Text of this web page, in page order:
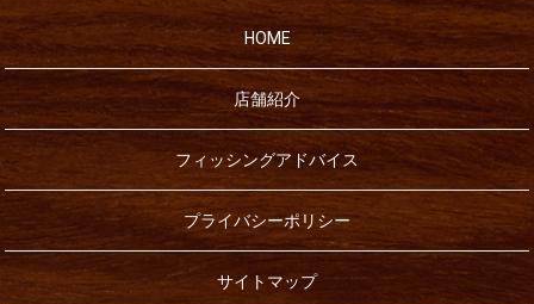
HOME
店舗紹介
フィッシングアドバイス
プライバシーポリシー
サイトマップ